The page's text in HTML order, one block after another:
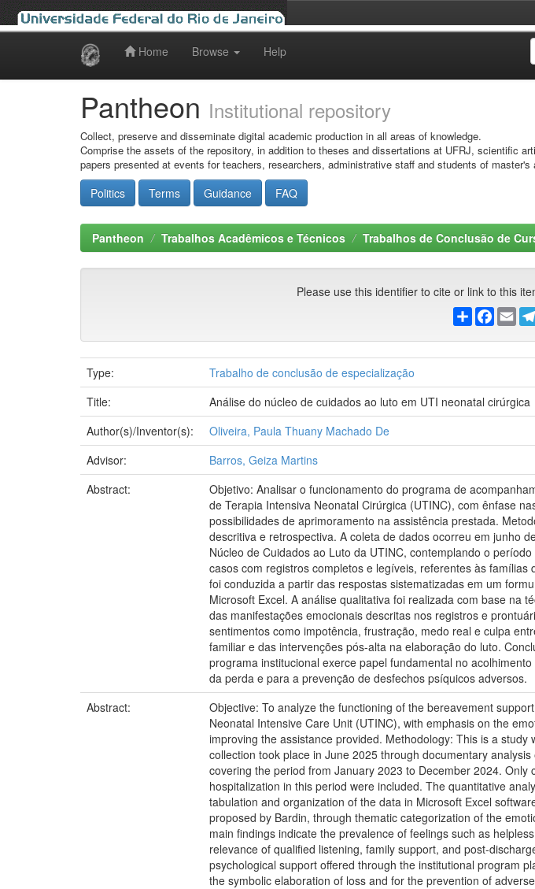
Home Browse Help
Pantheon Institutional repository
Collect, preserve and disseminate digital academic production in all areas of knowledge.
Comprise the assets of the repository, in addition to theses and dissertations at UFRJ, scientific
papers presented at events for teachers, researchers, administrative staff and students of master's
Politics Terms Guidance FAQ
Pantheon Trabalhos Acadêmicos e Técnicos Trabalhos de Conclusão de
Please use this identifier to cite or link to this
Share
Type:
Trabalho de conclusão de especialização
Title:
Análise do núcleo de cuidados ao luto em UTI neonatal cirúrgica
Author(s)/Inventor(s):
Oliveira, Paula Thuany Machado De
Advisor:
Barros, Geiza Martins
Abstract:
Objetivo: Analisar o funcionamento do programa de
de Terapia Intensiva Neonatal Cirúrgica (UTINC), com ênfase
possibilidades de aprimoramento na assistência prestada.
descritiva e retrospectiva. A coleta de dados ocorreu em junho
Núcleo de Cuidados ao Luto da UTINC, contemplando o
casos com registros completos e legíveis, referentes às
foi conduzida a partir das respostas sistematizadas em um
Microsoft Excel. A análise qualitativa foi realizada com base na
das manifestações emocionais descritas nos registros e
sentimentos como impotência, frustração, medo real e culpa
familiar e das intervenções pós-alta na elaboração do luto.
programa institucional exerce papel fundamental no
da perda e para a prevenção de desfechos psíquicos adversos.
Abstract:
Objective: To analyze the functioning of the bereavement
Neonatal Intensive Care Unit (UTINC), with emphasis on the
improving the assistance provided. Methodology: This is a
collection took place in June 2025 through documentary
covering the period from January 2023 to December 2024.
hospitalization in this period were included. The quantitative
tabulation and organization of the data in Microsoft Excel
proposed by Bardin, through thematic categorization of the
main findings indicate the prevalence of feelings such as
relevance of qualified listening, family support, and post-
psychological support offered through the institutional program
the symbolic elaboration of loss and for the prevention of